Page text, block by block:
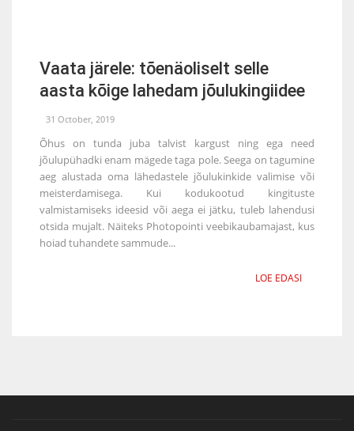
Vaata järele: tõenäoliselt selle
aasta kõige lahedam jõulukingiidee
31 October, 2019
Õhus on tunda juba talvist kargust ning ega need
jõulupühadki enam mägede taga pole. Seega on tagumine
aeg alustada oma lähedastele jõulukinkide valimise või
meisterdamisega. Kui kodukootud kingituste
valmistamiseks ideesid või aega ei jätku, tuleb lahendusi
otsida mujalt. Näiteks Photopointi veebikaubamajast, kus
hoiad tuhandete sammude...
LOE EDASI